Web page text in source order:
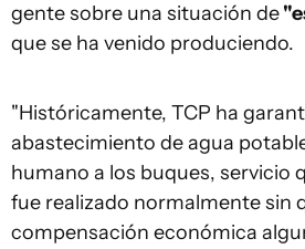
gente sobre una situación de
que se ha venido produciendo.
"Históricamente, TCP ha
abastecimiento de agua
humano a los buques, servicio
fue realizado normalmente sin
compensación económica